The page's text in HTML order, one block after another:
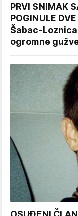
PRVI SNIMAK
POGINULE
Šabac-
ogromne